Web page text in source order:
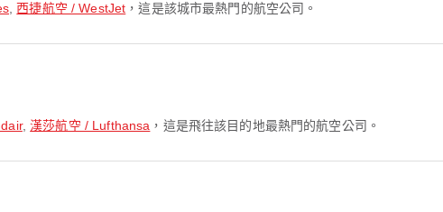
,西捷航空 / WestJet ，這是該城市最熱門的航空公司。
,漢莎航空 / Lufthansa ，這是飛往該目的地最熱門的航空公司。